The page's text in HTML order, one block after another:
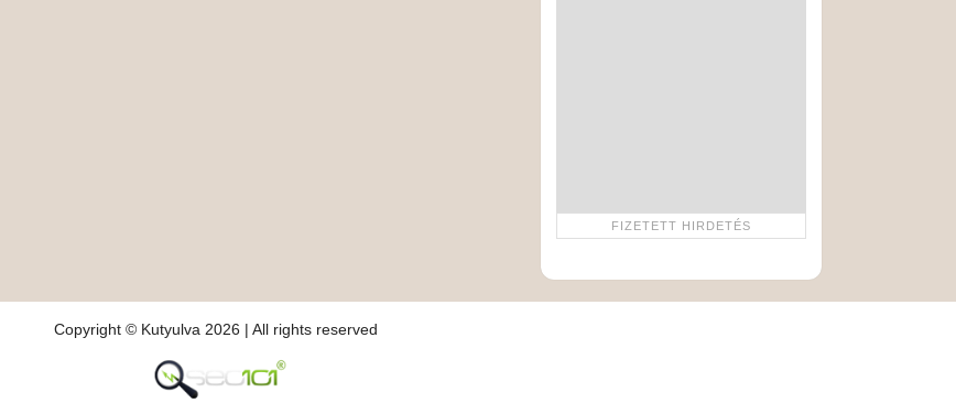
Copyright © Kutyulva 2026 | All rights reserved